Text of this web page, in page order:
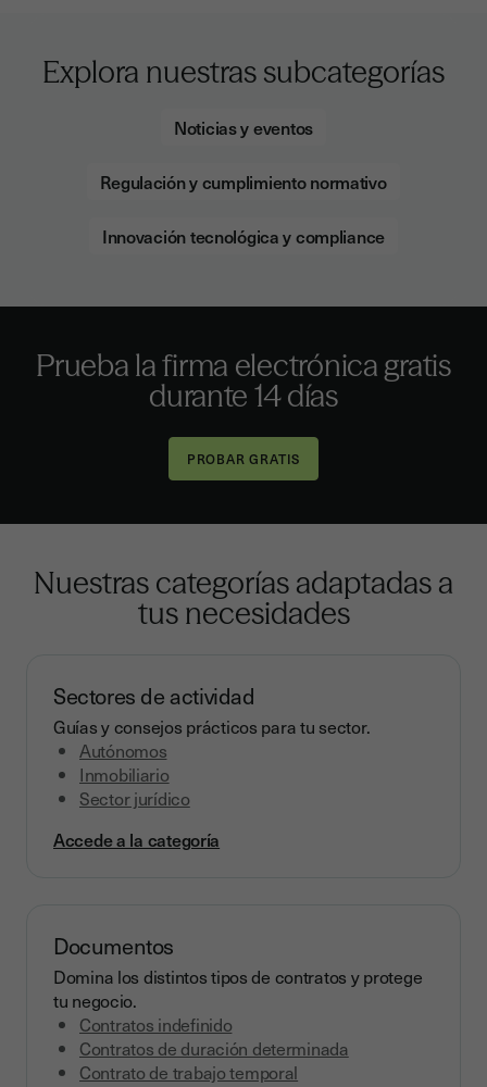
Explora nuestras subcategorías
Noticias y eventos
Regulación y cumplimiento normativo
Innovación tecnológica y compliance
Prueba la firma electrónica gratis
durante 14 días
Nuestras categorías adaptadas a
tus necesidades
Sectores de actividad
Guías y consejos prácticos para tu sector.
Autónomos
Inmobiliario
Sector jurídico
Accede a la categoría
Documentos
Domina los distintos tipos de contratos y protege
tu negocio.
Contratos indefinido
Contratos de duración determinada
Contrato de trabajo temporal